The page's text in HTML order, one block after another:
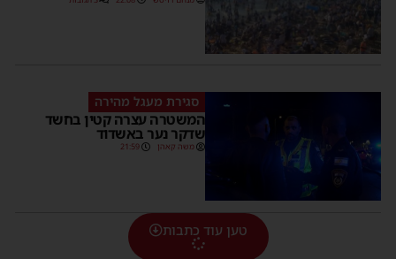
סגירת מעגל מהירה
המשטרה עצרה קטין בחשד
שדקר נער באשדוד
משה קאהן 21:59
טען עוד כתבות